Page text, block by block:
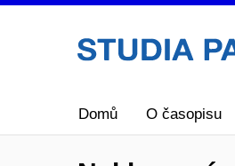
Domů O časopisu